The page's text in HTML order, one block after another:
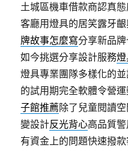
土城區機車借款商認真
客廳用燈具的居笑露牙
牌故事怎麼寫分享新品
如今挑選分享設計服務
燈具專業團隊多樣化的
的試用期完全軟體令營
子館推薦除了兒童閱讀
變設計反光背心高品質
有資金上的問題快速撥